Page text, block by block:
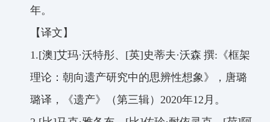
年。
【译文】
1.[澳]艾玛·沃特彤、 [英]史蒂夫·沃森 撰: 《框架
理论：朝向遗产研究中的思辨性想象》，唐璐
璐译 ， 《遗产》（第三辑）2020年12 月。